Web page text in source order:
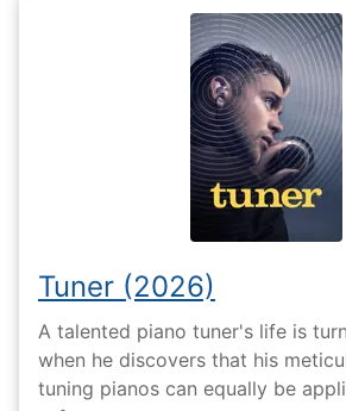
Tuner (2026)
A talented piano tuner's life is
when he discovers that his
tuning pianos can equally be